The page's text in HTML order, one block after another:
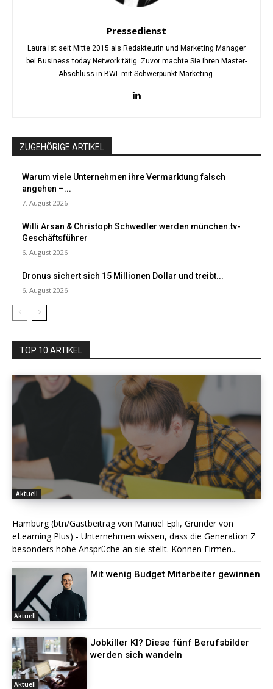
Pressedienst
Laura ist seit Mitte 2015 als Redakteurin und Marketing Manager
bei Business.today Network tätig. Zuvor machte Sie Ihren Master-
Abschluss in BWL mit Schwerpunkt Marketing.
ZUGEHÖRIGE ARTIKEL
Warum viele Unternehmen ihre Vermarktung falsch
angehen –...
7. August 2026
Willi Arsan & Christoph Schwedler werden münchen.tv-
Geschäftsführer
6. August 2026
Dronus sichert sich 15 Millionen Dollar und treibt...
6. August 2026
TOP 10 ARTIKEL
Aktuell
Hamburg (btn/Gastbeitrag von Manuel Epli, Gründer von
eLearning Plus) - Unternehmen wissen, dass die Generation Z
besonders hohe Ansprüche an sie stellt. Können Firmen...
Aktuell
Mit wenig Budget Mitarbeiter gewinnen
Aktuell
Jobkiller KI? Diese fünf Berufsbilder
werden sich wandeln